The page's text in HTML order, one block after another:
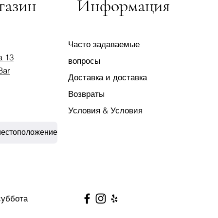
боль, такую как
боль (дисменорея),
13
Информация
Часто задаваемые
вопросы
Доставка и доставка
Возвраты
Условия & Условия